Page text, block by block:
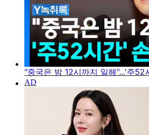
"중국은 밤 12시까지 일해"...'주